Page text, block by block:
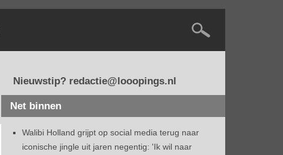
Nieuwstip? redactie@looopings.nl
Net binnen
Walibi Holland grijpt op social media terug naar
iconische jingle uit jaren negentig: 'Ik wil naar